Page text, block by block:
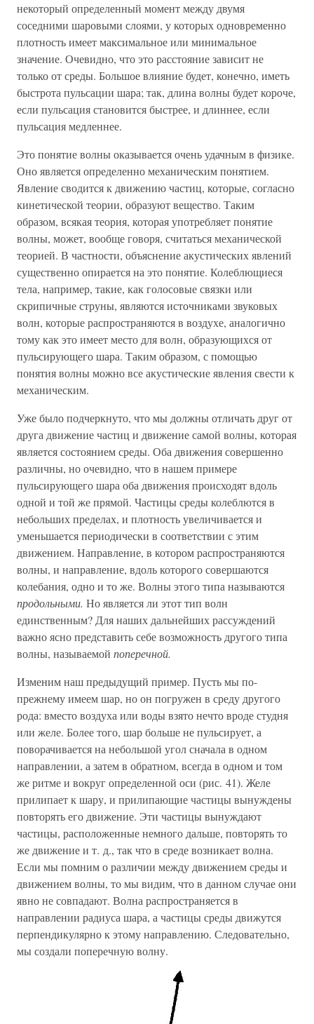
некоторый определенный момент между двумя
соседними шаровыми слоями, у которых одновременно
плотность имеет максимальное или минимальное
значение. Очевидно, что это расстояние зависит не
только от среды. Большое влияние будет, конечно, иметь
быстрота пульсации шара; так, длина волны будет короче,
если пульсация становится быстрее, и длиннее, если
пульсация медленнее.
Это понятие волны оказывается очень удачным в физике.
Оно является определенно механическим понятием.
Явление сводится к движению частиц, которые, согласно
кинетической теории, образуют вещество. Таким
образом, всякая теория, которая употребляет понятие
волны, может, вообще говоря, считаться механической
теорией. В частности, объяснение акустических явлений
существенно опирается на это понятие. Колеблющиеся
тела, например, такие, как голосовые связки или
скрипичные струны, являются источниками звуковых
волн, которые распространяются в воздухе, аналогично
тому как это имеет место для волн, образующихся от
пульсирующего шара. Таким образом, с помощью
понятия волны можно все акустические явления свести к
механическим.
Уже было подчеркнуто, что мы должны отличать друг от
друга движение частиц и движение самой волны, которая
является состоянием среды. Оба движения совершенно
различны, но очевидно, что в нашем примере
пульсирующего шара оба движения происходят вдоль
одной и той же прямой. Частицы среды колеблются в
небольших пределах, и плотность увеличивается и
уменьшается периодически в соответствии с этим
движением. Направление, в котором распространяются
волны, и направление, вдоль которого совершаются
колебания, одно и то же. Волны этого типа называются
продольными. Но является ли этот тип волн
единственным? Для наших дальнейших рассуждений
важно ясно представить себе возможность другого типа
волны, называемой поперечной.
Изменим наш предыдущий пример. Пусть мы по-
прежнему имеем шар, но он погружен в среду другого
рода: вместо воздуха или воды взято нечто вроде студня
или желе. Более того, шар больше не пульсирует, а
поворачивается на небольшой угол сначала в одном
направлении, а затем в обратном, всегда в одном и том
же ритме и вокруг определенной оси (рис. 41). Желе
прилипает к шару, и прилипающие частицы вынуждены
повторять его движение. Эти частицы вынуждают
частицы, расположенные немного дальше, повторять то
же движение и т. д., так что в среде возникает волна.
Если мы помним о различии между движением среды и
движением волны, то мы видим, что в данном случае они
явно не совпадают. Волна распространяется в
направлении радиуса шара, а частицы среды движутся
перпендикулярно к этому направлению. Следовательно,
мы создали поперечную волну.